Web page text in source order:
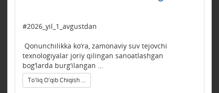
#2026_yil_1_avgustdan
Qonunchilikka ko‘ra, zamonaviy suv tejovchi
texnologiyalar joriy qilingan sanoatlashgan
bog‘larda burg‘ilangan ...
To'liq O'qib Chiqish ...